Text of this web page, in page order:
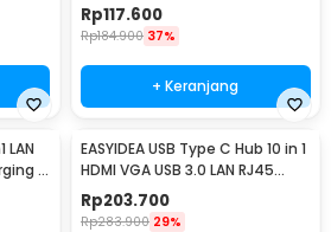
PD - T62
Rp117.600
Rp184.900 37%
+ Keranjang
LAN
-
EASYIDEA USB Type C Hub 10 in 1
HDMI VGA USB 3.0 LAN RJ45
Card Reader - VD76
Rp203.700
Rp283.900 29%